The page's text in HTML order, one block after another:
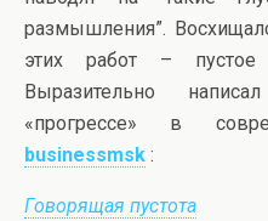
размышления”.
этих работ – пустое
Выразительно
«прогрессе» в
businessmsk :
Говорящая пустота